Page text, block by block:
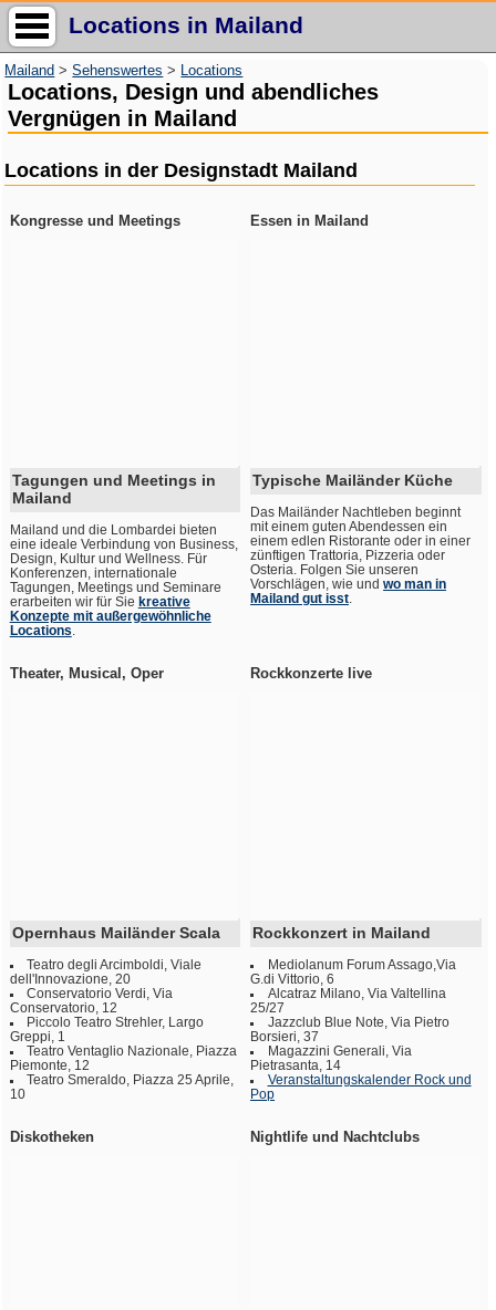
Locations in Mailand
Mailand >Sehenswertes > Locations
Locations, Design und abendliches
Vergnügen in Mailand
Locations in der Designstadt Mailand
Kongresse und Meetings
Tagungen und Meetings in
Mailand
Mailand und die Lombardei bieten
eine ideale Verbindung von Business,
Design, Kultur und Wellness. Für
Konferenzen, internationale
Tagungen, Meetings und Seminare
erarbeiten wir für Sie kreative
Konzepte mit außergewöhnliche
Locations
Essen in Mailand
Typische Mailänder Küche
Das Mailänder Nachtleben beginnt
mit einem guten Abendessen ein
einem edlen Ristorante oder in einer
zünftigen Trattoria, Pizzeria oder
Osteria. Folgen Sie unseren
Vorschlägen, wie undwo man in
Mailand gut isst
Theater, Musical, Oper
Opernhaus Mailänder Scala
Teatro degli Arcimboldi, Viale
dell'Innovazione, 20
Conservatorio Verdi, Via
Conservatorio, 12
Piccolo Teatro Strehler, Largo
Greppi, 1
Teatro Ventaglio Nazionale, Piazza
Piemonte, 12
Teatro Smeraldo, Piazza 25 Aprile,
10
Rockkonzerte live
Rockkonzert in Mailand
Mediolanum Forum Assago,Via
G.di Vittorio, 6
Alcatraz Milano, Via Valtellina
25/27
Jazzclub Blue Note, Via Pietro
Borsieri, 37
Magazzini Generali, Via
Pietrasanta, 14
Veranstaltungskalender Rock und
Pop
Diskotheken Nightlife und Nachtclubs